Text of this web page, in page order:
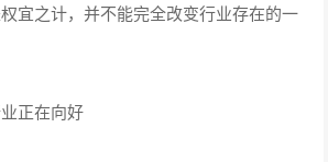
宜之计，并不能完全改变行业存在的一
正在向好